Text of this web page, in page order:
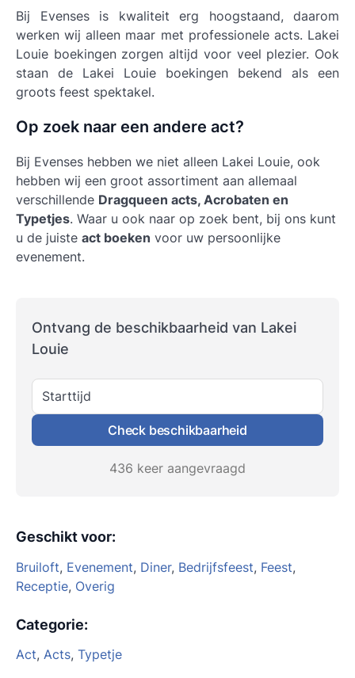
Bij Evenses is kwaliteit erg hoogstaand, daarom
werken wij alleen maar met professionele acts. Lakei
Louie boekingen zorgen altijd voor veel plezier. Ook
staan de Lakei Louie boekingen bekend als een
groots feest spektakel.
Op zoek naar een andere act?
Bij Evenses hebben we niet alleen Lakei Louie, ook
hebben wij een groot assortiment aan allemaal
verschillende Dragqueen acts, Acrobaten en
Typetjes. Waar u ook naar op zoek bent, bij ons kunt
u de juiste act boeken voor uw persoonlijke
evenement.
Ontvang de beschikbaarheid van Lakei
Louie
Starttijd
Check beschikbaarheid
436 keer aangevraagd
Geschikt voor:
Bruiloft, Evenement, Diner, Bedrijfsfeest, Feest,
Receptie, Overig
Categorie:
Act, Acts, Typetje